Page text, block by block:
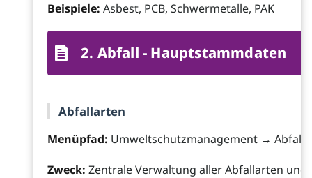
Beispiele: Asbest, PCB, Schwermetalle, PAK
2. Abfall - Hauptstammdaten
Abfallarten
Menüpfad: Umweltschutzmanagement → Abfall
Zweck: Zentrale Verwaltung aller Abfallarten und